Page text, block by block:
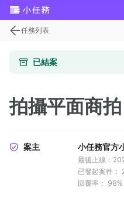
任務列表
已結案
拍攝平面商拍
案主 小任務官方
最後上線：
已發起案件：
回覆率： 98%